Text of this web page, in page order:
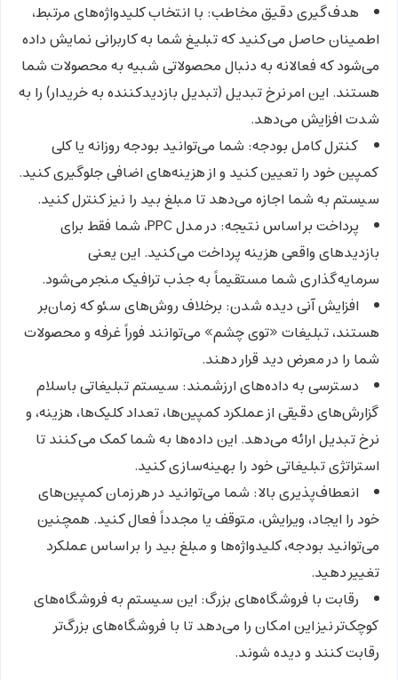
هدف‌گیری دقیق مخاطب: با انتخاب کلیدواژه‌های مرتبط،
اطمینان حاصل می‌کنید که تبلیغ شما به کاربرانی نمایش داده
می‌شود که فعالانه به دنبال محصولاتی شبیه به محصولات شما
هستند. این امر نرخ تبدیل (تبدیل بازدیدکننده به خریدار) را به
شدت افزایش می‌دهد.
کنترل کامل بودجه: شما می‌توانید بودجه روزانه یا کلی
کمپین خود را تعیین کنید و از هزینه‌های اضافی جلوگیری کنید.
سیستم به شما اجازه می‌دهد تا مبلغ بید را نیز کنترل کنید.
پرداخت بر اساس نتیجه:
در مدل PPC، شما فقط برای
بازدیدهای واقعی هزینه پرداخت می‌کنید. این یعنی
سرمایه‌گذاری شما مستقیماً به جذب ترافیک منجر می‌شود.
افزایش آنی دیده شدن: برخلاف روش‌های سئو که زمان‌بر
هستند، تبلیغات «توی چشم» می‌توانند فوراً غرفه و محصولات
شما را در معرض دید قرار دهند.
دسترسی به داده‌های ارزشمند: سیستم تبلیغاتی باسلام
گزارش‌های دقیقی از عملکرد کمپین‌ها، تعداد کلیک‌ها، هزینه، و
نرخ تبدیل ارائه می‌دهد. این داده‌ها به شما کمک می‌کنند تا
استراتژی تبلیغاتی خود را بهینه‌سازی کنید.
انعطاف‌پذیری بالا: شما می‌توانید در هر زمان کمپین‌های
خود را ایجاد، ویرایش، متوقف یا مجدداً فعال کنید. همچنین
می‌توانید بودجه، کلیدواژه‌ها و مبلغ بید را بر اساس عملکرد
تغییر دهید.
رقابت با فروشگاه‌های بزرگ:این سیستم به فروشگاه‌های
کوچک‌تر نیز این امکان را می‌دهد تا با فروشگاه‌های بزرگ‌تر
رقابت کنند و دیده شوند.